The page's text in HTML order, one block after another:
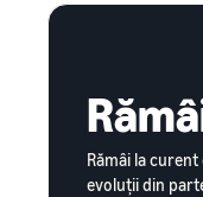
Rămâi la
evoluții din